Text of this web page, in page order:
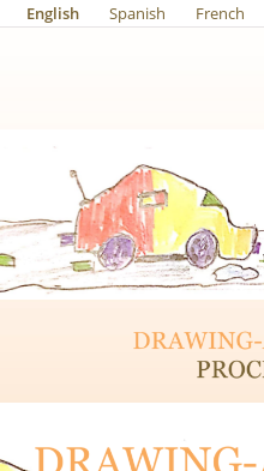
English Spanish French